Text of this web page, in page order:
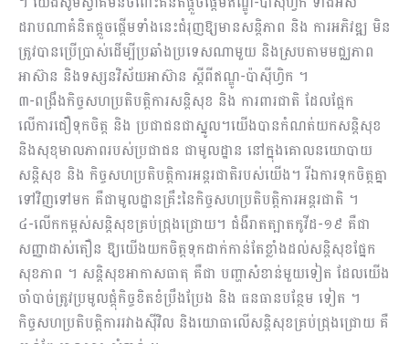
ដរាបណាគំនិតផ្តួចផ្តើមទាំងនេះជំរុញឱ្យមានសន្តិភាព និង ការអភិវឌ្ឍ មិន
ត្រូវបានប្រើប្រាស់ដើម្បីប្រឆាំងប្រទេសណាមួយ និងស្របតាមមជ្ឈភាព
អាស៊ាន និងទស្សនវិស័យអាស៊ាន ស្តីពីឥណ្ឌូ-ប៉ាស៊ីហ្វិក ។
៣-ពង្រឹងកិច្ចសហប្រតិបត្តិការសន្តិសុខ និង ការពារជាតិ ដែលផ្អែក
លើការជឿទុកចិត្ត និង ប្រជាជនជាស្នូល។យើងបានកំណត់យកសន្តិសុខ
និងសុខុមាលភាពរបស់ប្រជាជន ជាមូលដ្ឋាន នៅក្នុងគោលនយោបាយ
សន្តិសុខ និង កិច្ចសហប្រតិបត្តិការអន្តរជាតិរបស់យើង។ រីឯការទុកចិត្តគ្នា
ទៅវិញទៅមក គឺជាមូលដ្ឋានគ្រឹះនៃកិច្ចសហប្រតិបត្តិការអន្តរជាតិ ។
៤-លើកកម្ពស់សន្តិសុខគ្រប់ជ្រុងជ្រោយ។ ជំងឺរាតត្បាតកូវីដ-១៩ គឺជា
សញ្ញាដាស់តឿន ឱ្យយើងយកចិត្តទុកដាក់កាន់តែខ្លាំងដល់សន្តិសុខផ្នែក
សុខភាព ។ សន្តិសុខអាកាសធាតុ គឺជា បញ្ហាសំខាន់មួយទៀត ដែលយើង
ចាំបាច់ត្រូវប្រមូលផ្ដុំកិច្ចខិតខំប្រឹងប្រែង និង ធនធានបន្ថែម ទៀត ។
កិច្ចសហប្រតិបត្តិការរវាងស៊ីវិល និងយោធាលើសន្តិសុខគ្រប់ជ្រុងជ្រោយ គឺ